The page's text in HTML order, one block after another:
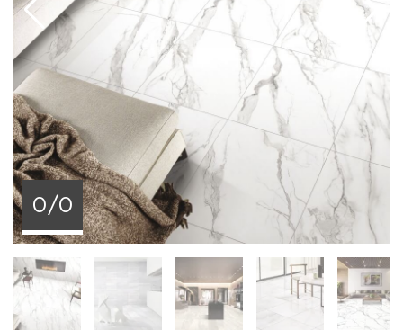
прекрасно вписывается в классическую и
современную стилистику, гармонирует с
белоснежной сантехникой, деревом, камнем,
бетоном, металлическими элементами, стеклом.
Средний универсальный формат удобен для
укладки в помещениях любой площади. Матовое
покрытие обладает хорошим
противоскольжением, более практично и легко
очищается от любых загрязнений, в то время как
полированные поверхности подчеркивают
красоту природного камня и визуально
расширяют пространство.
0/0